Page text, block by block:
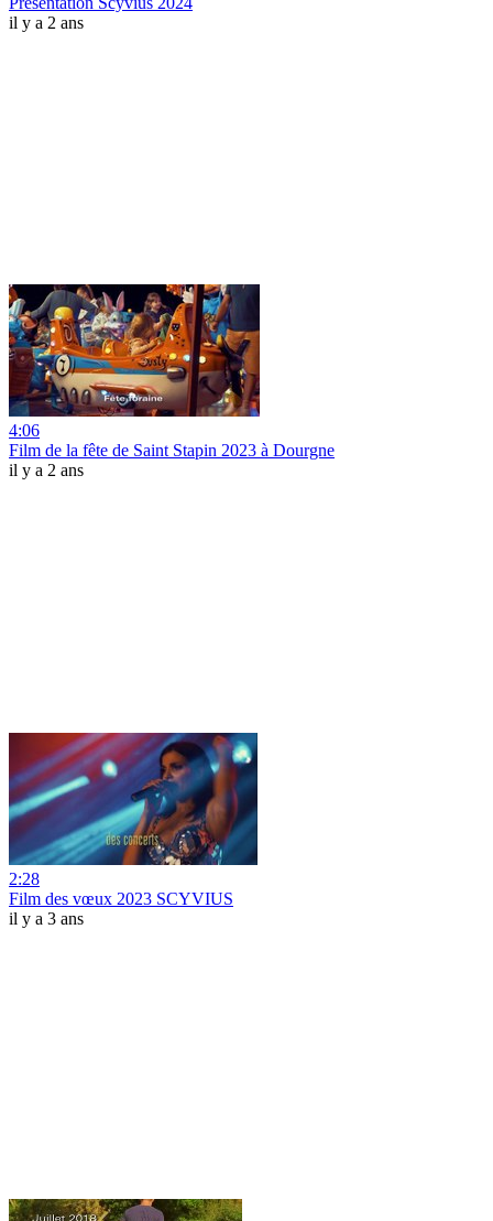
il y a 2 ans
4:06
Film de la fête de Saint Stapin 2023 à Dourgne
il y a 2 ans
2:28
Film des vœux 2023 SCYVIUS
il y a 3 ans